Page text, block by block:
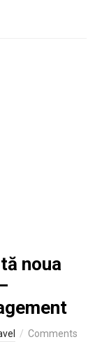
noua
Comments